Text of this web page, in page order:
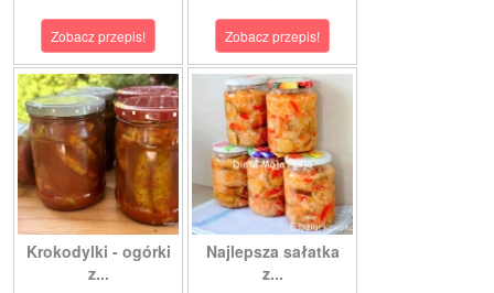
Zobacz przepis! Zobacz przepis!
Krokodylki - ogórki
z...
Najlepsza sałatka
z...